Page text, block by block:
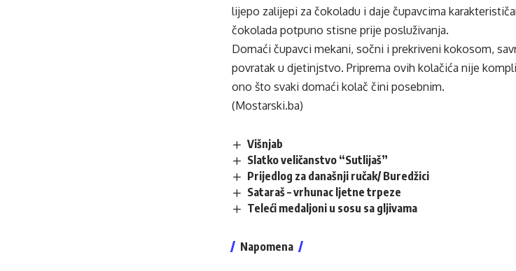
lijepo zalijepi za čokoladu i daje čupavcima
čokolada potpuno stisne prije posluživanja.
Domaći čupavci mekani, sočni i prekriveni kokosom,
povratak u djetinjstvo. Priprema ovih kolačića nije
ono što svaki domaći kolač čini posebnim.
(Mostarski.ba)
Višnjab
Slatko veličanstvo “Sutlijaš”
Prijedlog za današnji ručak/ Buredžici
Sataraš – vrhunac ljetne trpeze
Teleći medaljoni u sosu sa gljivama
Napomena